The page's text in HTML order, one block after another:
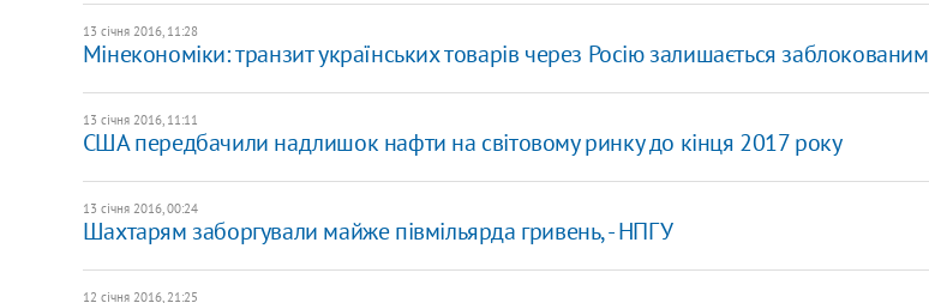
13 січня 2016, 11:28
Мінекономіки: транзит українських товарів через Росію залишається заблокованим
13 січня 2016, 11:11
США передбачили надлишок нафти на світовому ринку до кінця 2017 року
13 січня 2016, 00:24
Шахтарям заборгували майже півмільярда гривень, - НПГУ
12 січня 2016, 21:25